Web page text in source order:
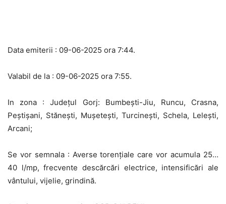
Data emiterii : 09-06-2025 ora 7:44.
Valabil de la : 09-06-2025 ora 7:55.
In zona : Județul Gorj: Bumbești-Jiu, Runcu, Crasna,
Peștișani, Stănești, Mușetești, Turcinești, Schela, Lelești,
Arcani;
Se vor semnala : Averse torențiale care vor acumula 25…
40 l/mp, frecvente descărcări electrice, intensificări ale
vântului, vijelie, grindină.